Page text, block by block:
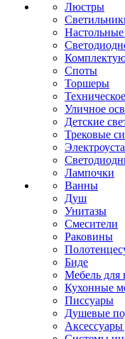
Люстры
Споты
Торшеры
Уличное
Детские
Трековые
Лампочки
Ванны
Душ
Унитазы
Смесители
Раковины
Биде
Мебель для
Кухонные
Писсуары
Душевые